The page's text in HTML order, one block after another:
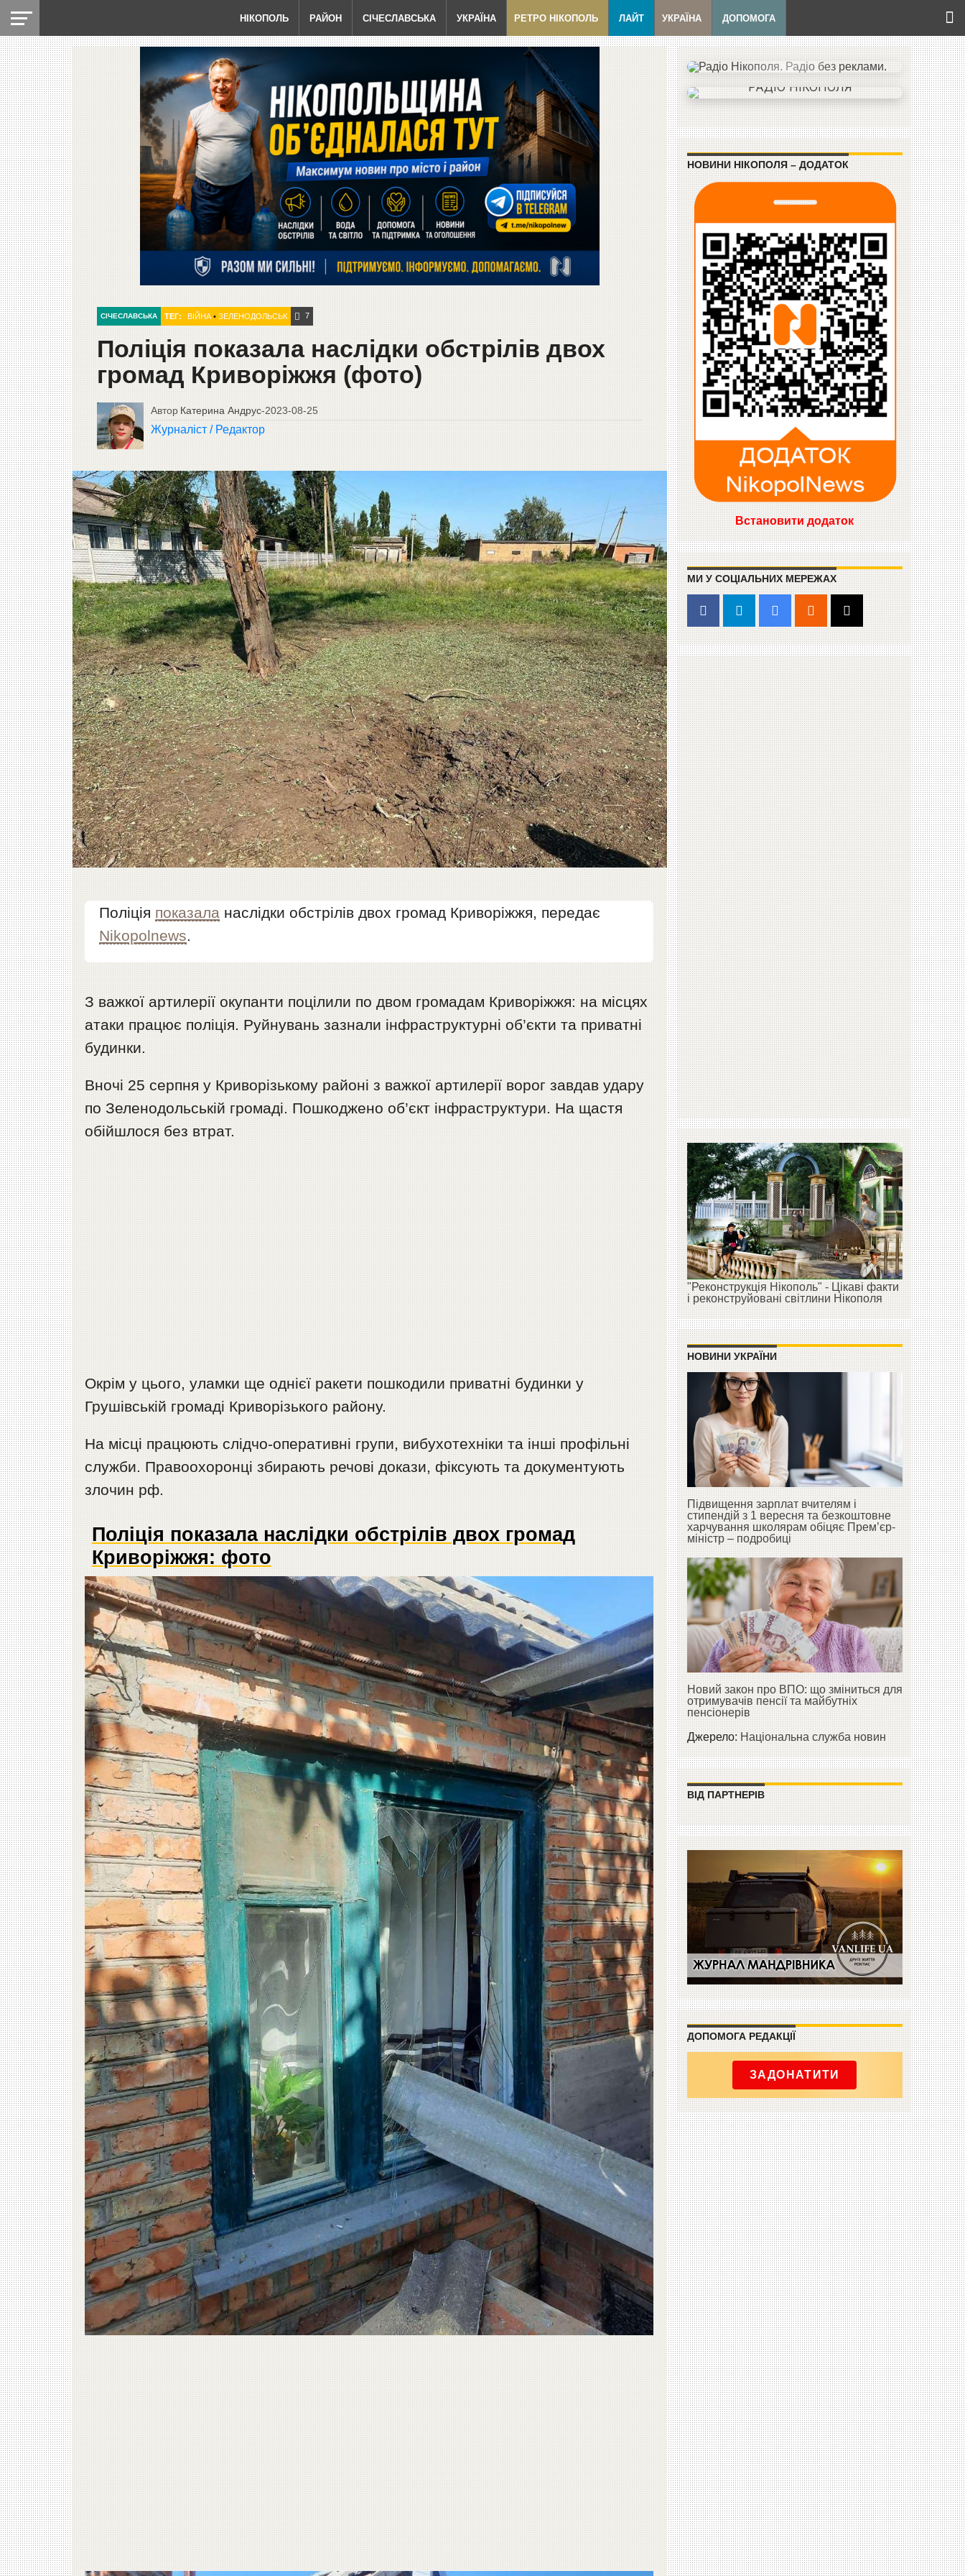
НІКОПОЛЬ РАЙОН СІЧЕСЛАВСЬКА УКРАЇНА РЕТРО НІКОПОЛЬ ЛАЙТ УКРАЇНА ДОПОМОГА
СІЧЕСЛАВСЬКА ТЕГ: ВІЙНА• ЗЕЛЕНОДОЛЬСЬК 7
Поліція показала наслідки обстрілів двох
громад Криворіжжя (фото)
Автор Катерина Андрус-2023-08-25
Журналіст / Редактор
Поліція показала наслідки обстрілів двох громад Криворіжжя, передає
Nikopolnews.
З важкої артилерії окупанти поцілили по двом громадам Криворіжжя: на місцях
атаки працює поліція. Руйнувань зазнали інфраструктурні об’єкти та приватні
будинки.
Вночі 25 серпня у Криворізькому районі з важкої артилерії ворог завдав удару
по Зеленодольській громаді. Пошкоджено об’єкт інфраструктури. На щастя
обійшлося без втрат.
Окрім у цього, уламки ще однієї ракети пошкодили приватні будинки у
Грушівській громаді Криворізького району.
На місці працюють слідчо-оперативні групи, вибухотехніки та інші профільні
служби. Правоохоронці збирають речові докази, фіксують та документують
злочин рф.
Поліція показала наслідки обстрілів двох громад
Криворіжжя: фото
НОВИНИ НІКОПОЛЯ – ДОДАТОК
Встановити додаток
МИ У СОЦІАЛЬНИХ МЕРЕЖАХ
"Реконструкція Нікополь" - Цікаві факти
і реконструйовані світлини Нікополя
НОВИНИ УКРАЇНИ
Підвищення зарплат вчителям і
стипендій з 1 вересня та безкоштовне
харчування школярам обіцяє Прем’єр-
міністр – подробиці
Новий закон про ВПО: що зміниться для
отримувачів пенсії та майбутніх
пенсіонерів
Джерело:Національна служба новин
ВІД ПАРТНЕРІВ
ДОПОМОГА РЕДАКЦІЇ
ЗАДОНАТИТИ